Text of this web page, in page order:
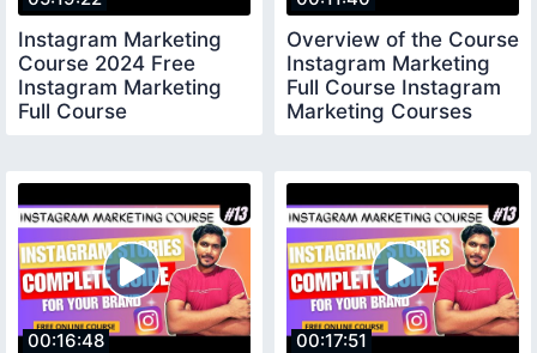
Instagram Marketing
Course 2024 Free
Instagram Marketing
Full Course
Overview of the Course
Instagram Marketing
Full Course Instagram
Marketing Courses
00:16:48 00:17:51